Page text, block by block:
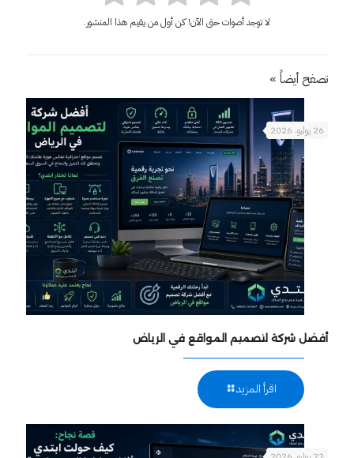
لا توجد أصوات حتى الآن! كن أول من يقيم هذا المنشور.
تصفح أيضاً »
26 يوليو، 2026
أفضل شركة لتصميم المواقع في الرياض
اقرأ المزيد